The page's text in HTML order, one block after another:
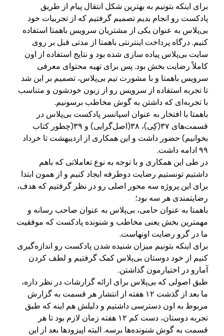
برای اینکه بتونیم به بهترین شکل انتقال پیام از طریق
پادکست رو انجام بدیم تصمیم گرفتیم که از تجربیات خود
بی‌پلاس به عنوان یکی از مشتریان سرویس باهمتا استفاده
کنیم. درگاه پرداخت اینترنتی باهمتا از مدتی قبل بر روی
سایت بی‌پلاس پیاده سازی شده بود و نتایج استفاده از اون
کاملاً رضایت بخش بود. پس برای تهیه محتوای معرفی
سرویس باهمتا و با مشورت تیم بی‌پلاس، تصمیم بر این شد
تا تجربه استفاده از سرویس رو از زبون خودشون و متناسب
با تجربه‌ای که داشتن به گوش مخاطب برسونیم.
باهمتا با افتخار به عنوان اسپانسر پادکست بی‌پلاس در
قسمت‌های ۳۷(کِی)، ۳۸(اصل‌گرایی) و ۳۹(چطور کتاب
بخوانیم) حضور داشت و این همکاری از اردیبهشت تا خرداد
۹۹ ادامه داشت.
در طی این همکاری و با توجه به نوع تعاملاتی که باهم
داشتیم تونستیم رضایت دوطرفه ایجاد کنیم و از همون ابتدا
برای این پروژه سه محور اصلی رو در نظر گرفتیم که هدف،
رضایتمندی هر سه بود؛
باهمتا به عنوان حامی، بی‌پلاس به عنوان صاحب رسانه و
مهمترین بخش یعنی مخاطب و شنونده پادکست که موفقیت
ما در گرو رضایت اونهاست.
برای اینکه بتونیم میزان شنیده شدن پادکست رو اندازه‌گیری
کنیم از خود دوستان بی‌پلاس کمک گرفتیم و لطف کردن
آمارو در اختیارمون گذاشتن.
طبق اصولی که بی‌پلاس برای ارائه گزارشات در نظر داره،
ما بعد از گذشت ۱۲ هفته از انتشار هر قسمت به گزارش
مربوط به اون دسترسی داشتیم و دلیلش هم اینه که طبق
تجربه دوستان، دست کم ۱۲ هفته زمان لازم بود تا هر
قسمت به گوش شنونده‌ها برسه. البته اپیزودها بعد از این